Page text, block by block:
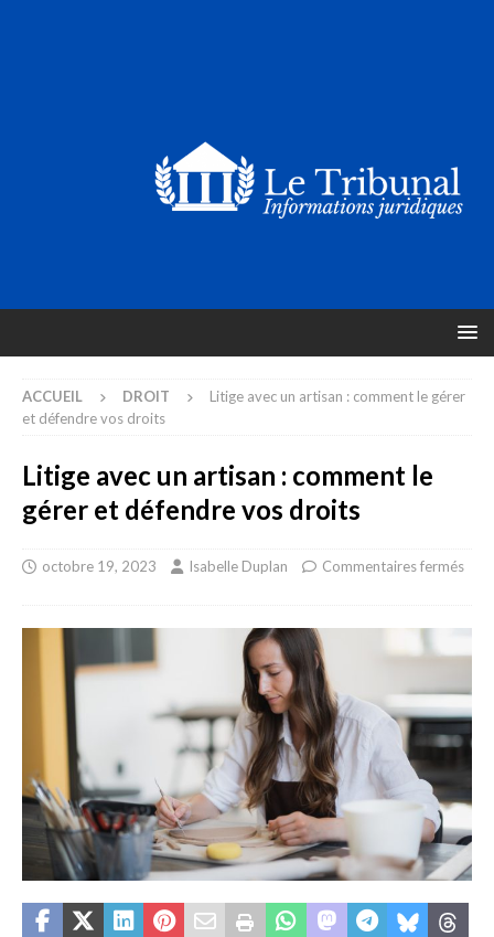
ACCUEIL DROIT
Litige avec un artisan : comment le gérer
et défendre vos droits
Litige avec un artisan : comment le
gérer et défendre vos droits
octobre 19, 2023 Isabelle Duplan Commentaires fermés